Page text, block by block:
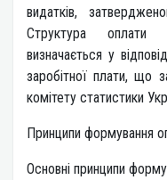
видатків,
Структура оплати
визначається у
заробітної плати, що
комітету статистики
Принципи формування
Основні принципи